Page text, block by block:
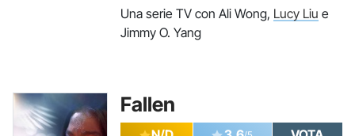
Una serie TV con Ali Wong, Lucy Liu e
Jimmy O. Yang
Fallen